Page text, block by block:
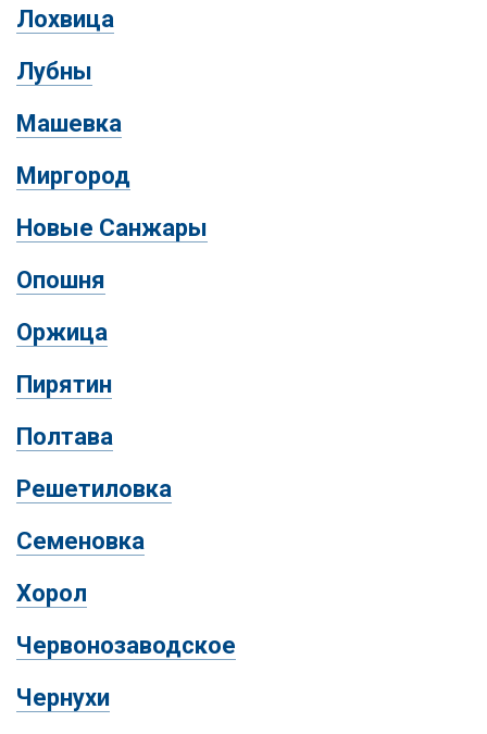
Лохвица
Лубны
Машевка
Миргород
Новые Санжары
Опошня
Оржица
Пирятин
Полтава
Решетиловка
Семеновка
Хорол
Червонозаводское
Чернухи